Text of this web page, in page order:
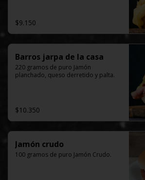
$9.150
Barros jarpa de la casa
220 gramos de puro Jamón
planchado, queso derretido y palta.
$10.350
Jamón crudo
100 gramos de puro Jamón Crudo.